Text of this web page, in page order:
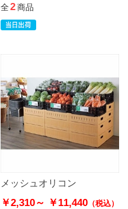
全2商品
メッシュオリコン
￥2,310～ ￥11,440（税込）